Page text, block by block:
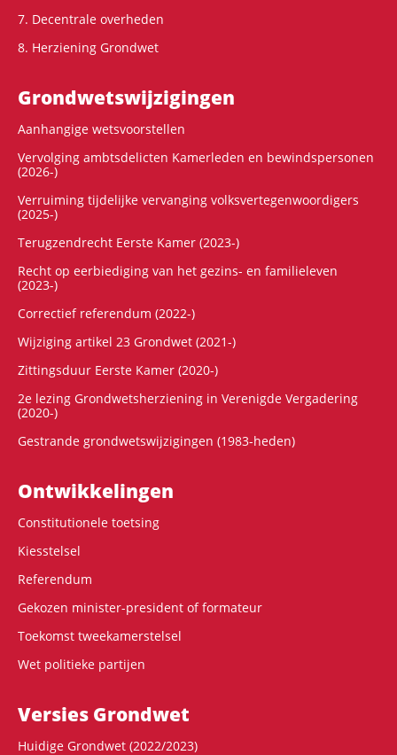
7. Decentrale overheden
8. Herziening Grondwet
Grondwets­wijzigingen
Aanhangige wetsvoorstellen
Vervolging ambtsdelicten Kamerleden en bewindspersonen
(2026-)
Verruiming tijdelijke vervanging volksvertegenwoordigers
(2025-)
Terugzendrecht Eerste Kamer (2023-)
Recht op eerbiediging van het gezins- en familieleven
(2023-)
Correctief referendum (2022-)
Wijziging artikel 23 Grondwet (2021-)
Zittingsduur Eerste Kamer (2020-)
2e lezing Grondwetsherziening in Verenigde Vergadering
(2020-)
Gestrande grondwetswijzigingen (1983-heden)
Ontwikke­lingen
Constitutionele toetsing
Kiesstelsel
Referendum
Gekozen minister-president of formateur
Toekomst tweekamerstelsel
Wet politieke partijen
Versies Grondwet
Huidige Grondwet (2022/2023)